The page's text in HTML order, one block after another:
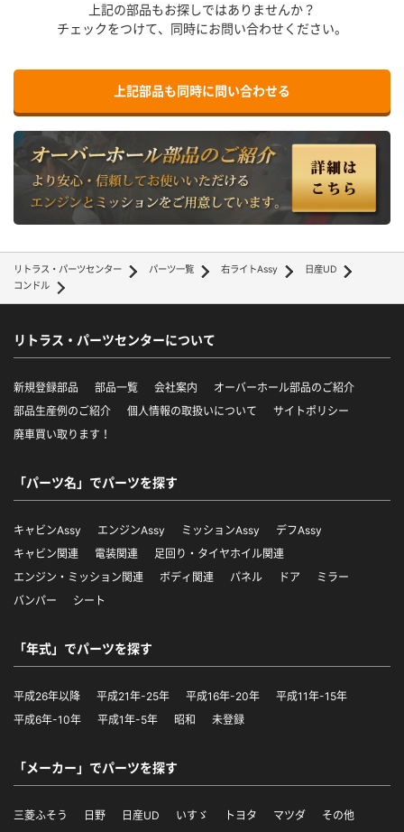
上記の部品もお探しではありませんか？
チェックをつけて、同時にお問い合わせください。
上記部品も同時に問い合わせる
リトラス・パーツセンター パーツ一覧 右ライトAssy
日産UD
コンドル
リトラス・パーツセンターについて
新規登録部品 部品一覧 会社案内
オーバーホール部品のご紹介
部品生産例のご紹介
個人情報の取扱いについて
サイトポリシー
廃車買い取ります！
「パーツ名」でパーツを探す
キャビンAssy エンジンAssy ミッションAssy
デフAssy
キャビン関連
電装関連
足回り・タイヤホイル関連
エンジン・ミッション関連
ボディ関連 パネル ドア
ミラー
バンパー
シート
「年式」でパーツを探す
平成26年以降 平成21年-25年 平成16年-20年
平成11年-15年
平成6年-10年
平成1年-5年 昭和 未登録
「メーカー」でパーツを探す
三菱ふそう 日野 日産UD いすゞ トヨタ マツダ その他